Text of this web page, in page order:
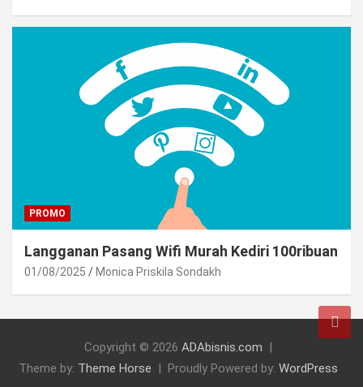
PROMO
Langganan Pasang Wifi Murah Kediri 100ribuan
01/08/2025 Monica Priskila Sondakh
Copyright © 2026 ADAbisnis.com
Theme by: Theme Horse Proudly Powered by: WordPress